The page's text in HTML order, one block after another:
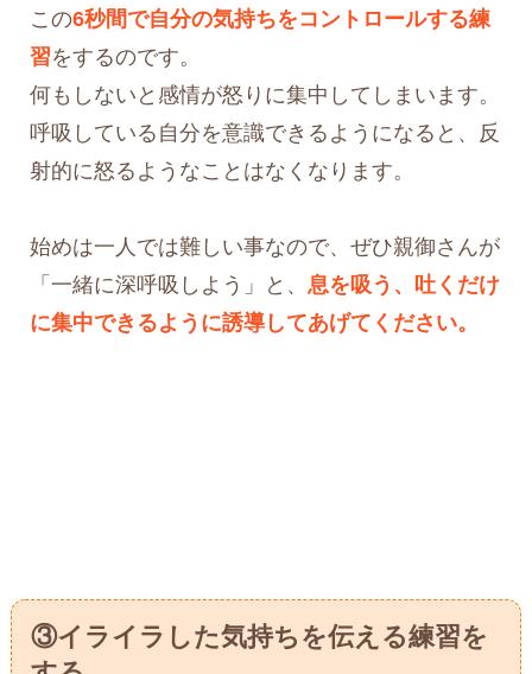
この6秒間で自分の気持ちをコントロールする練
習をするのです。
何もしないと感情が怒りに集中してしまいます。
呼吸している自分を意識できるようになると、反
射的に怒るようなことはなくなります。
始めは一人では難しい事なので、ぜひ親御さんが
「一緒に深呼吸しよう」と、 息を吸う、吐くだけ
に集中できるように誘導してあげてください。
③イライラした気持ちを伝える練習を